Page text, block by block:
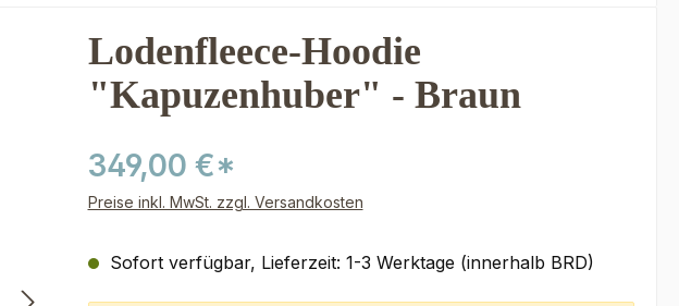
Lodenfleece-Hoodie
"Kapuzenhuber" - Braun
349,00 €*
Preise inkl. MwSt. zzgl. Versandkosten
Sofort verfügbar, Lieferzeit: 1-3 Werktage (innerhalb BRD)